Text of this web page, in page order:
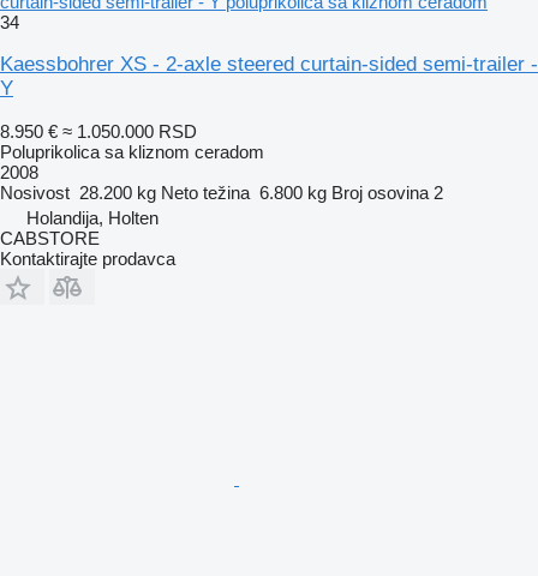
34
Kaessbohrer XS - 2-axle steered curtain-sided semi-trailer -
Y
8.950 € ≈ 1.050.000 RSD
Poluprikolica sa kliznom ceradom
2008
Nosivost 28.200 kg Neto težina 6.800 kg Broj osovina 2
Holandija, Holten
CABSTORE
Kontaktirajte prodavca